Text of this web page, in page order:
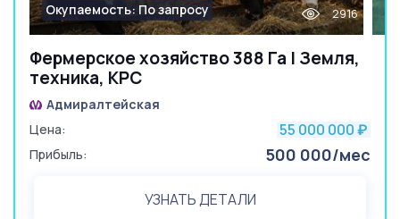
Фермерское хозяйство 388 Га | Земля,
техника, КРС
Окупаемость: По запросу 2916
Адмиралтейская
Цена:
55 000 000 ₽
Прибыль: 500 000/мес
УЗНАТЬ ДЕТАЛИ